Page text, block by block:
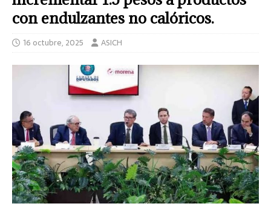
con endulzantes no calóricos.
16 octubre, 2025 ASICH